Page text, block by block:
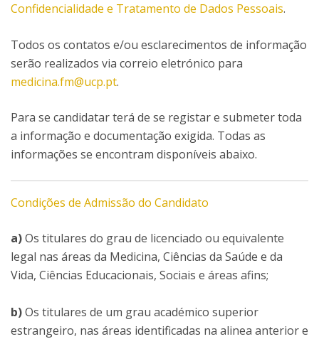
Confidencialidade e Tratamento de Dados Pessoais.
Todos os contatos e/ou esclarecimentos de informação
serão realizados via correio eletrónico para
medicina.fm@ucp.pt.
Para se candidatar terá de se registar e submeter toda
a informação e documentação exigida. Todas as
informações se encontram disponíveis abaixo.
Condições de Admissão do Candidato
a)Os titulares do grau de licenciado ou equivalente
legal nas áreas da Medicina, Ciências da Saúde e da
Vida, Ciências Educacionais, Sociais e áreas afins;
b)Os titulares de um grau académico superior
estrangeiro, nas áreas identificadas na alinea anterior e